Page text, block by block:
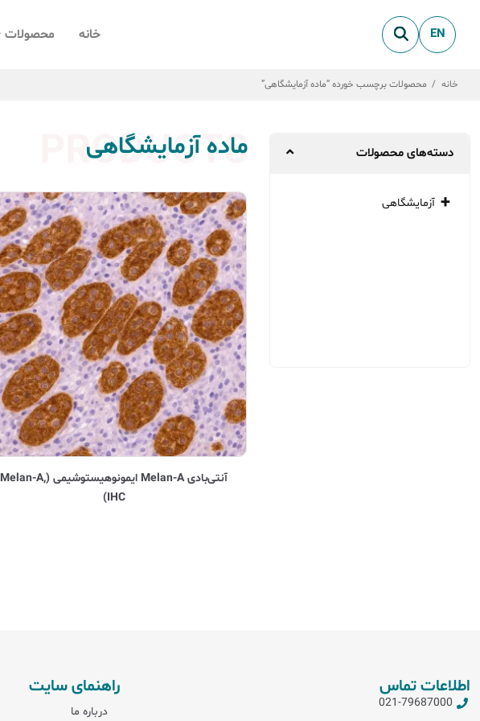
EN خانه محصولات
خانه / محصولات برچسب خورده “ماده آزمایشگاهی”
PRODUCTS
ماده آزمایشگاهی
آنتی‌بادی Melan-A ایمونوهیستوشیمی (Melan-A,
IHC)
دسته‌های محصولات
آزمایشگاهی
اطلاعات تماس
021-79687000
راهنمای سایت
درباره ما